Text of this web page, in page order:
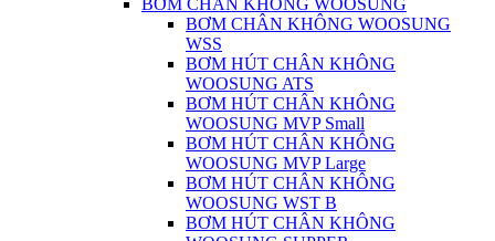
BƠM CHÂN KHÔNG WOOSUNG
BƠM CHÂN KHÔNG WOOSUNG
WSS
BƠM HÚT CHÂN KHÔNG
WOOSUNG ATS
BƠM HÚT CHÂN KHÔNG
WOOSUNG MVP Small
BƠM HÚT CHÂN KHÔNG
WOOSUNG MVP Large
BƠM HÚT CHÂN KHÔNG
WOOSUNG WST B
BƠM HÚT CHÂN KHÔNG